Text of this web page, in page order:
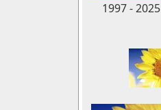
1997 - 2025